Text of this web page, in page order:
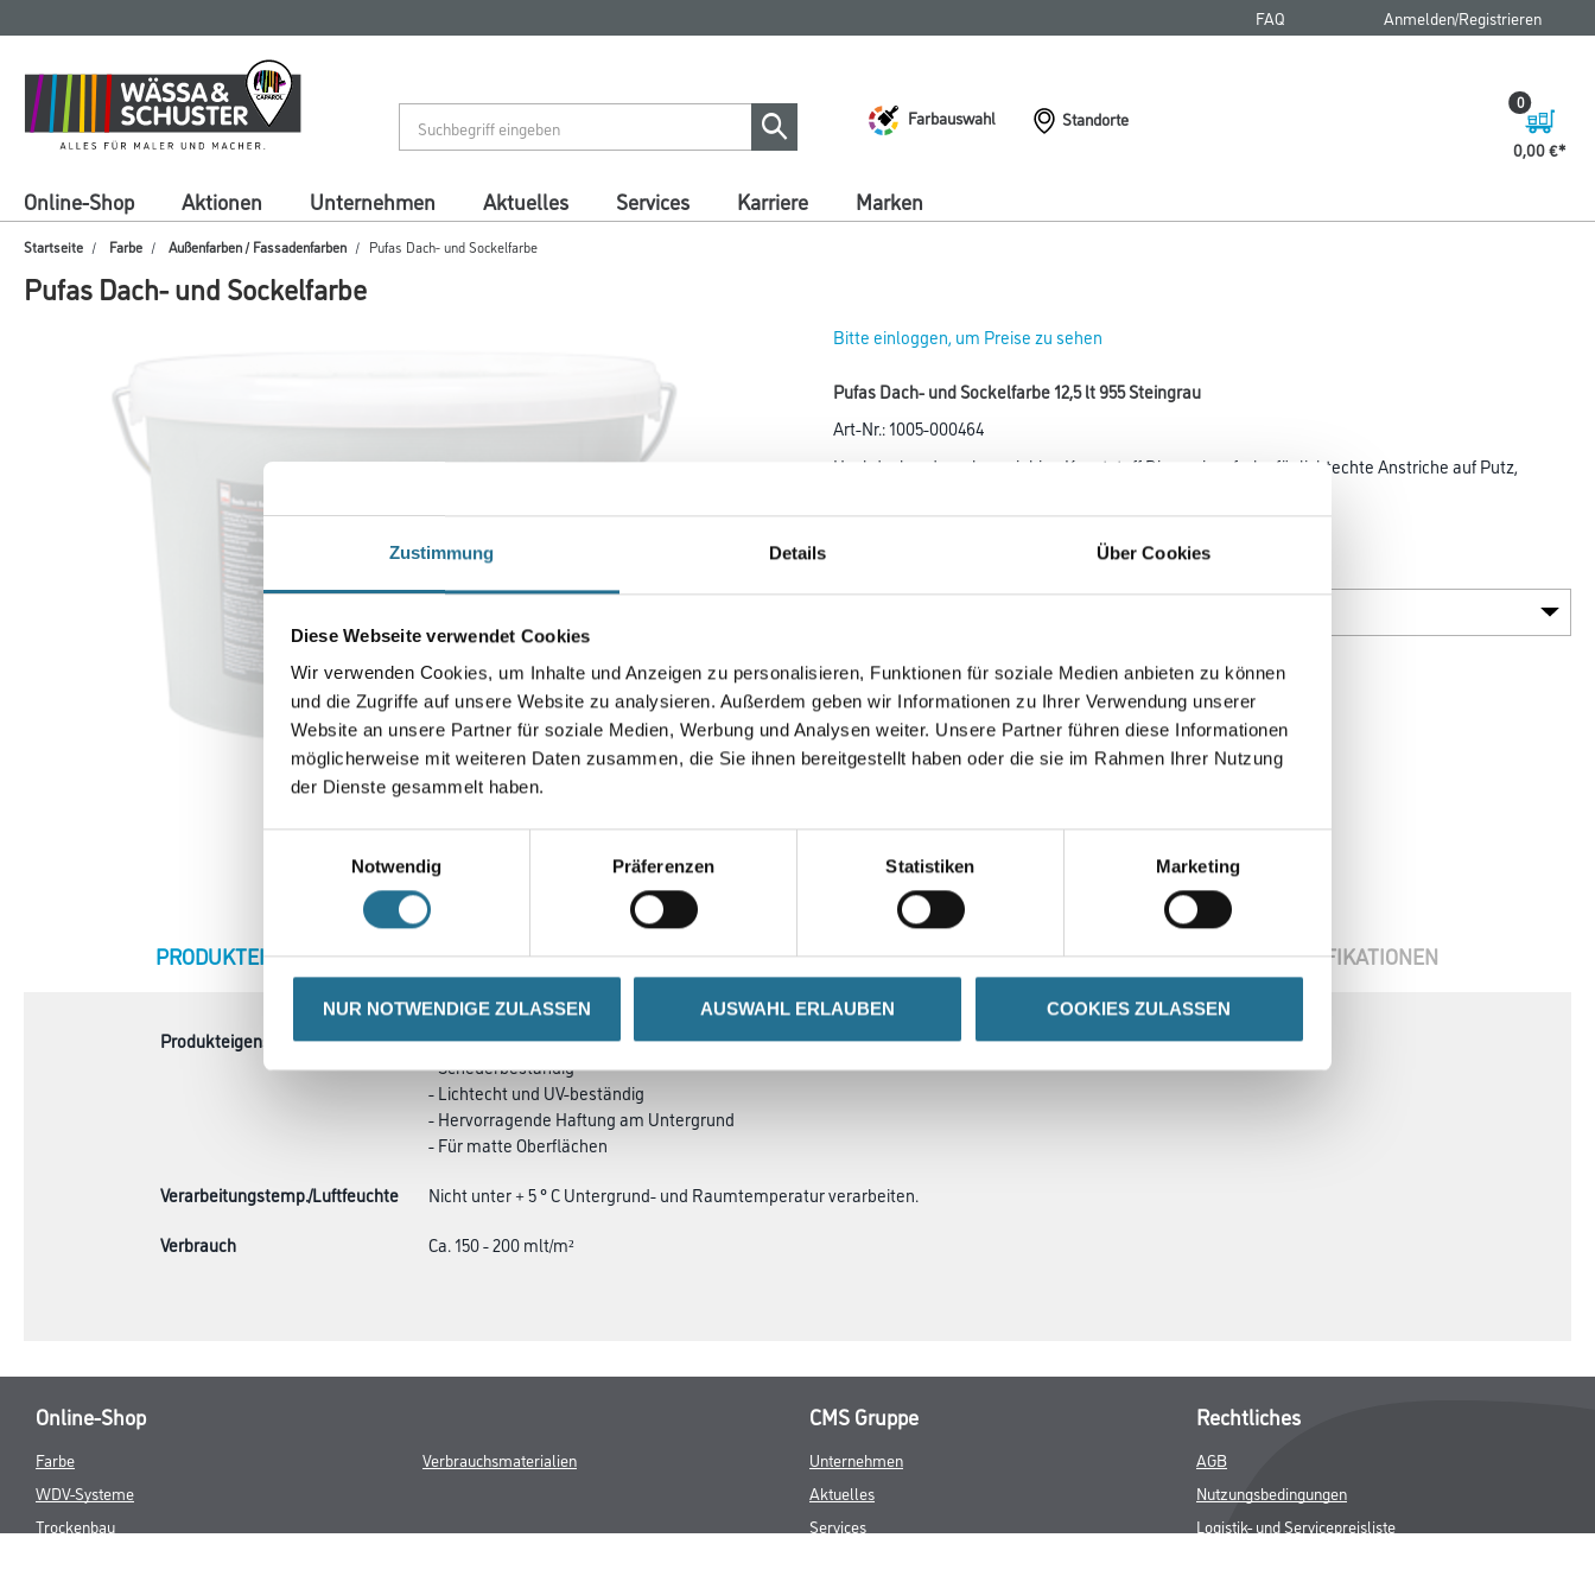
Zustimmung Details Über Cookies
Diese Webseite verwendet Cookies
Wir verwenden Cookies, um Inhalte und Anzeigen zu personalisieren, Funktionen für soziale Medien anbieten zu können
und die Zugriffe auf unsere Website zu analysieren. Außerdem geben wir Informationen zu Ihrer Verwendung unserer
Website an unsere Partner für soziale Medien, Werbung und Analysen weiter. Unsere Partner führen diese Informationen
möglicherweise mit weiteren Daten zusammen, die Sie ihnen bereitgestellt haben oder die sie im Rahmen Ihrer Nutzung
der Dienste gesammelt haben.
Notwendig
Präferenzen Statistiken Marketing
NUR NOTWENDIGE ZULASSEN AUSWAHL ERLAUBEN COOKIES ZULASSEN
springen
springen
FAQ Anmelden/Registrieren
Farbauswahl
Standorte
0,00 €
0
Online-Shop Aktionen Unternehmen Aktuelles Services Karriere Marken
Startseite Farbe Außenfarben / Fassadenfarben Pufas Dach- und Sockelfarbe
Pufas Dach- und Sockelfarbe
Bitte einloggen, um Preise zu sehen
Pufas Dach- und Sockelfarbe 12,5 lt 955 Steingrau
Art-Nr.:1005-000464
Hochdeckende, sehr ergiebige Kunststoff Dispersionsfarbe für lichtechte Anstriche auf Putz,
Eternit), Dachziegeln sowie Altanstrichen.
Umrechnungsfaktoren
CURRENT
PRODUKTEIGENSCHAFTEN ZUSATZINFOS GEFAHRENHINWEISE DATENBLÄTTER SPEZIFIKATIONEN
Produkteigenschaft
- Hochdeckende Kunststoff-Dispersionsfarbe für dauerhaften Wetterschutz
- Scheuerbeständig
- Lichtecht und UV-beständig
- Hervorragende Haftung am Untergrund
- Für matte Oberflächen
Verarbeitungstemp./Luftfeuchte
Nicht unter + 5 ° C Untergrund- und Raumtemperatur verarbeiten.
Verbrauch
Ca. 150 - 200 mlt/m²
Online-Shop
Farbe
WDV-Systeme
Trockenbau
Verbrauchsmaterialien
CMS Gruppe
Unternehmen
Aktuelles
Services
Rechtliches
AGB
Nutzungsbedingungen
Logistik- und Servicepreisliste